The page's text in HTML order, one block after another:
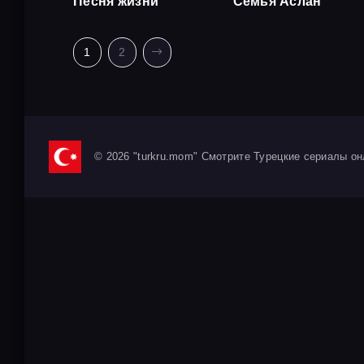
1 2
© 2026 "turkru.mom" Смотрите Турецкие сериалы